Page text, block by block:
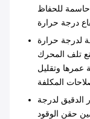
حاسمة للحفاظ
لدرجة حرارة
تلف المحرك
عمرها وتقليل
الدقيق لدرجة
حقن الوقود